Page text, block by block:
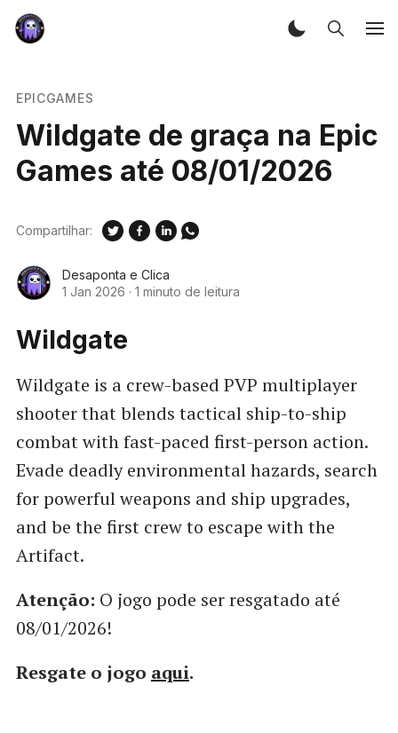
EPICGAMES
Wildgate de graça na Epic
Games até 08/01/2026
Desaponta e Clica
1 Jan 2026 · 1 minuto de leitura
Compartilhar:
Wildgate
Wildgate is a crew-based PVP multiplayer
shooter that blends tactical ship-to-ship
combat with fast-paced first-person action.
Evade deadly environmental hazards, search
for powerful weapons and ship upgrades,
and be the first crew to escape with the
Artifact.
Atenção: O jogo pode ser resgatado até
08/01/2026!
Resgate o jogo aqui.